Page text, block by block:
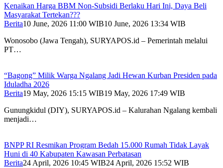
Kenaikan Harga BBM Non-Subsidi Berlaku Hari Ini, Daya Beli
Masyarakat Tertekan???
Berita10 June, 2026 11:00 WIB10 June, 2026 13:34 WIB
Wonosobo (Jawa Tengah), SURYAPOS.id – Pemerintah melalui
PT…
“Bagong” Milik Warga Ngalang Jadi Hewan Kurban Presiden pada
Iduladha 2026
Berita19 May, 2026 15:15 WIB19 May, 2026 17:49 WIB
Gunungkidul (DIY), SURYAPOS.id – Kalurahan Ngalang kembali
menjadi…
BNPP RI Resmikan Program Bedah 15.000 Rumah Tidak Layak
Huni di 40 Kabupaten Kawasan Perbatasan
Berita24 April, 2026 10:45 WIB24 April, 2026 15:52 WIB